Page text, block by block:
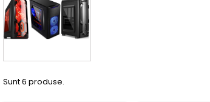
Sunt 6 produse.